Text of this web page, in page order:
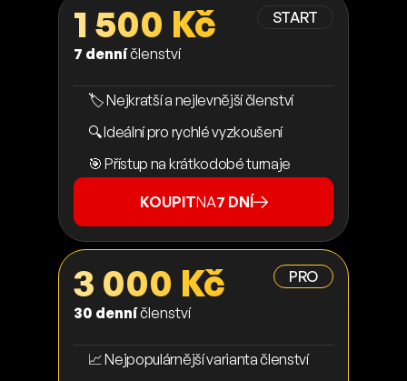
START
1 500 Kč
7 denníčlenství
🏷️ Nejkratší a nejlevnější členství
🔍 Ideální pro rychlé vyzkoušení
🎯 Přístup na krátkodobé turnaje
KOUPITNA7 DNÍ
PRO
3 000 Kč
30 denníčlenství
📈 Nejpopulárnější varianta členství